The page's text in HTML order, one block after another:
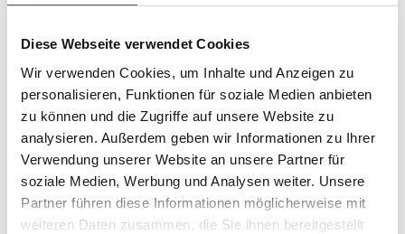
Diese Webseite verwendet Cookies
Wir verwenden Cookies, um Inhalte und Anzeigen zu
personalisieren, Funktionen für soziale Medien anbieten
zu können und die Zugriffe auf unsere Website zu
analysieren. Außerdem geben wir Informationen zu Ihrer
Verwendung unserer Website an unsere Partner für
soziale Medien, Werbung und Analysen weiter. Unsere
Partner führen diese Informationen möglicherweise mit
weiteren Daten zusammen, die Sie ihnen bereitgestellt
IST AUFGETRETEN
Keine Sorge, wir pinseln schon an der Lösung und
werden das Problem so schnell wie möglich beheben.
Erkunden Sie in der Zwischenzeit unseren Online-Shop
und lassen Sie sich inspirieren.
ZURÜCK ZUM ONLINE-SHOP